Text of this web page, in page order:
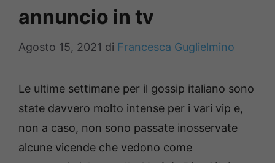
annuncio in tv
Agosto 15, 2021 di Francesca Guglielmino
Le ultime settimane per il gossip italiano sono
state davvero molto intense per i vari vip e,
non a caso, non sono passate inosservate
alcune vicende che vedono come